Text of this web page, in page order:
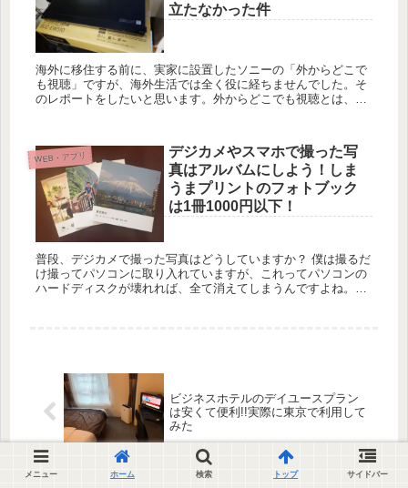
立たなかった件
海外に移住する前に、実家に設置したソニーの「外からどこで
も視聴」ですが、海外生活では全く役に経ちませんでした。そ
のレポートをしたいと思います。外からどこでも視聴とは、ソ
WEB・アプリ
デジカメやスマホで撮った写
真はアルバムにしよう！しま
うまプリントのフォトブック
は1冊1000円以下！
普段、デジカメで撮った写真はどうしていますか？ 僕は撮るだ
け撮ってパソコンに取り入れていますが、これってパソコンの
ハードディスクが壊れれば、全て消えてしまうんですよね。め
ビジネスホテルのデイユースプラン
は安くて便利!!実際に東京で利用して
みた
メニュー ホーム 検索 トップ サイドバー